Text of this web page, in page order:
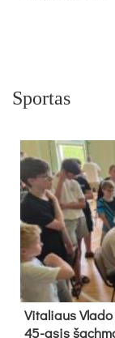
Sportas
Vi­ta­liaus
45-asis